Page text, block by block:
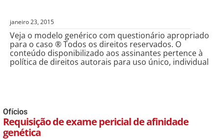
janeiro 23, 2015
Veja o modelo genérico com questionário apropriado
para o caso ® Todos os direitos reservados. O
conteúdo disponibilizado aos assinantes pertence à
política de direitos autorais para uso único, individual
Ofícios
Requisição de exame pericial de afinidade
genética